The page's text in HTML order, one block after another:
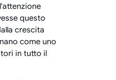
questo
crescita
come uno
in tutto il